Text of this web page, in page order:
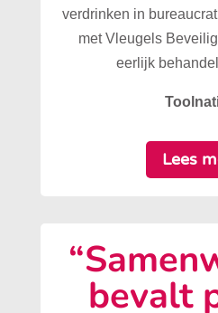
verdrinken in
met Vleugels
eerlijk
Lees
bevalt